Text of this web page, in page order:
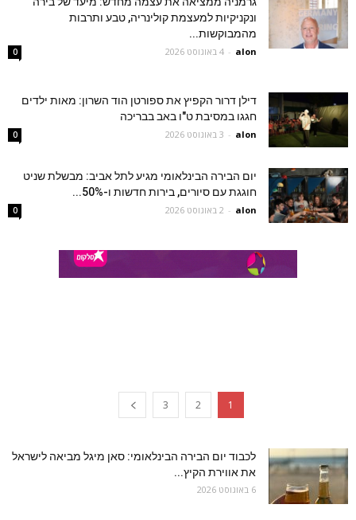
ונקניקיות למעצמת קולינריה, טבע ותרבות
מהמבוקשות...
alon
- 4 באוגוסט 2026 0
דילן דרור הקפיץ את ספורטן הוד השרון: מאות ילדים
חגגו במסיבת ט"ו באב בבריכה
alon
- 3 באוגוסט 2026 0
יום הבירה הבינלאומי מגיע לתל אביב: מבשלת שניט
חוגגת עם סיורים, בירות חדשות ו-50%...
alon
- 2 באוגוסט 2026 0
1
2
3
לכבוד יום הבירה הבינלאומי: סאן מיגל מביאה לישראל
את אווירת הקיץ...
6 באוגוסט 2026